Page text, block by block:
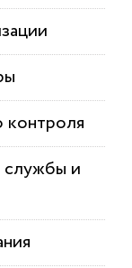
контроля
службы и